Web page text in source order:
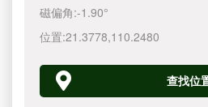
磁偏角:-1.90°
位置:21.3778,110.2480
查找位